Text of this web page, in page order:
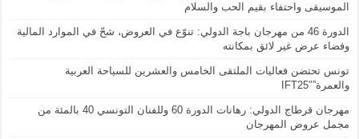
الموسيقى واحتفاء بقيم الحب والسلام
الدورة 46 من مهرجان باجة الدولي: تنوّع في العروض، شحّ في الموارد المالية
وفضاء عرض غير لائق بمكانته
تونس تحتضن فعاليات الملتقى الخامس والعشرين للسياحة العربية
والعمرة”IFT25″
مهرجان قرطاج الدولي: رهانات الدورة 60 وللفنان التونسي 40 بالمئة من
مجمل عروض المهرجان